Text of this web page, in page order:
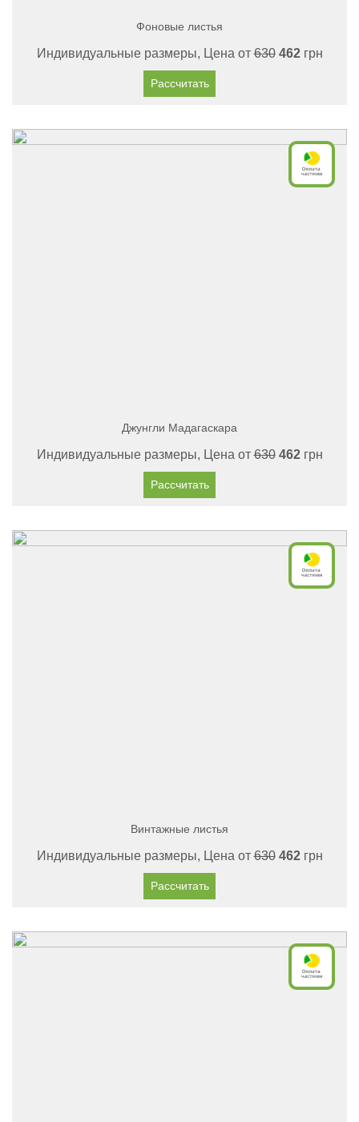
Фоновые листья
Индивидуальные размеры, Цена от630 462грн
Рассчитать
Джунгли Мадагаскара
Индивидуальные размеры, Цена от630 462грн
Рассчитать
Винтажные листья
Индивидуальные размеры, Цена от630 462грн
Рассчитать